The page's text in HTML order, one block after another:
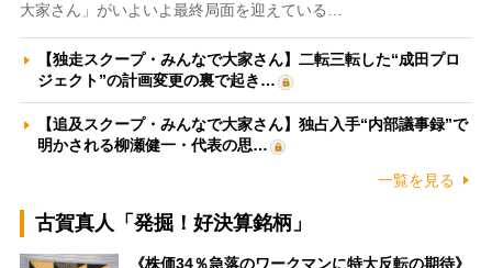
大家さん」がいよいよ最終局面を迎えている…
【独走スクープ・みんなで大家さん】二転三転した“成田プロ
ジェクト”の計画変更の裏で起き…
【追及スクープ・みんなで大家さん】独占入手“内部議事録”で
明かされる柳瀬健一・代表の思…
一覧を見る
古賀真人「発掘！好決算銘柄」
《株価34％急落のワークマンに特大反転の期待》